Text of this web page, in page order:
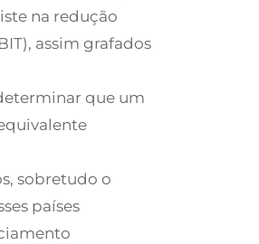
na redução
assim grafados
que um
sobretudo o
países